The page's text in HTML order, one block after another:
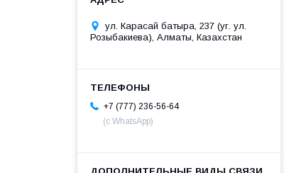
ул. Карасай батыра, 237 (уг. ул.
Розыбакиева), Алматы, Казахстан
+7 (777) 236-56-64
(с WhatsApp)